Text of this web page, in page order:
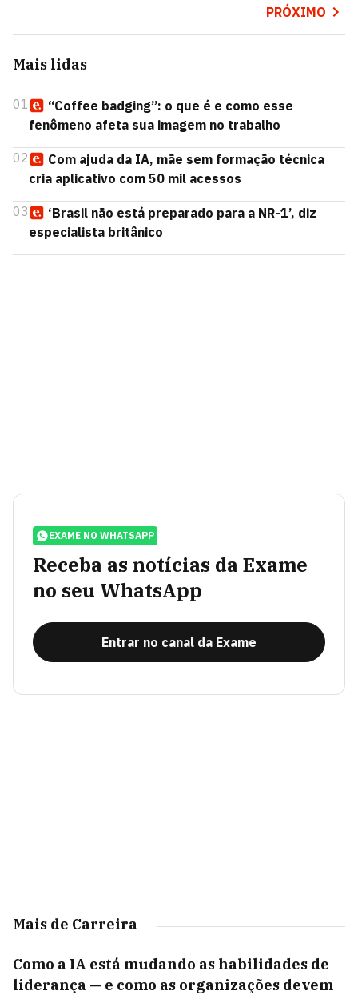
PRÓXIMO
Mais lidas
01
“Coffee badging”: o que é e como esse
fenômeno afeta sua imagem no trabalho
02
Com ajuda da IA, mãe sem formação técnica
cria aplicativo com 50 mil acessos
03
‘Brasil não está preparado para a NR-1’, diz
especialista britânico
EXAME NO WHATSAPP
Receba as notícias da Exame
no seu WhatsApp
Entrar no canal da Exame
Mais de Carreira
Como a IA está mudando as habilidades de
liderança — e como as organizações devem